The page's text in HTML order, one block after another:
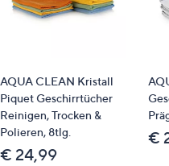
AQUA CLEAN Kristall
Piquet Geschirrtücher
Reinigen, Trocken &
Polieren, 8tlg.
€ 24,99
€